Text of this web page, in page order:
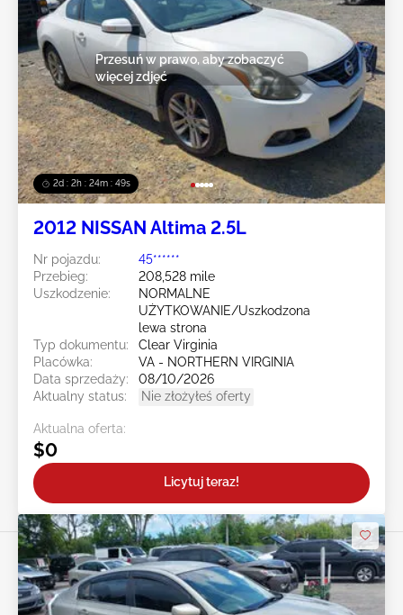
2d : 2h : 24m : 47s
Przesuń w prawo, aby zobaczyć
więcej zdjęć
2012 NISSAN Altima 2.5L
Nr pojazdu:
45******
Przebieg:
208,528 mile
Uszkodzenie:
NORMALNE
UŻYTKOWANIE/Uszkodzona
lewa strona
Typ dokumentu:
Clear Virginia
Placówka:
VA - NORTHERN VIRGINIA
Data sprzedaży:
08/10/2026
Aktualny status:
Nie złożyłeś oferty
Aktualna oferta:
$0
Licytuj teraz!